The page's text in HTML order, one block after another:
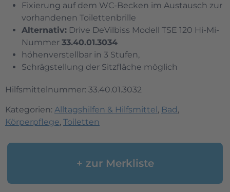
Fixierung auf dem WC-Becken im Austausch zur
vorhandenen Toilettenbrille
Alternativ: Drive DeVilbiss Modell TSE 120 Hi-Mi-
Nummer 33.40.01.3034
höhenverstellbar in 3 Stufen,
Schrägstellung der Sitzfläche möglich
Hilfsmittelnummer: 33.40.01.3032
Kategorien: Alltagshilfen & Hilfsmittel, Bad,
Körperpflege, Toiletten
+ zur Merkliste